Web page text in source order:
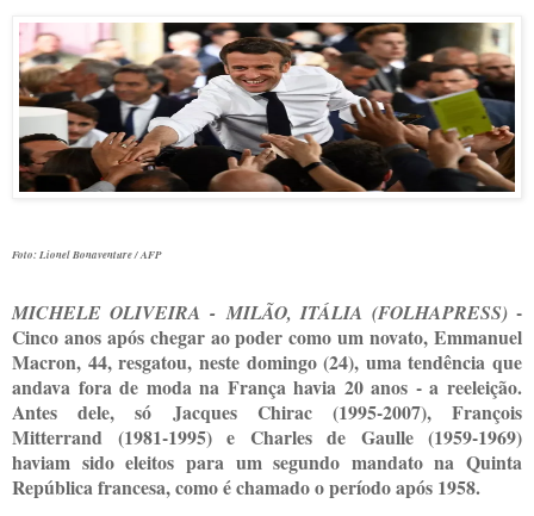
Foto: Lionel Bonaventure / AFP
MICHELE OLIVEIRA -MILÃO, ITÁLIA (FOLHAPRESS) -
Cinco anos após chegar ao poder como um novato, Emmanuel
Macron, 44, resgatou, neste domingo (24), uma tendência que
andava fora de moda na França havia 20 anos - a reeleição.
Antes dele, só Jacques Chirac (1995-2007), François
Mitterrand (1981-1995) e Charles de Gaulle (1959-1969)
haviam sido eleitos para um segundo mandato na Quinta
República francesa, como é chamado o período após 1958.